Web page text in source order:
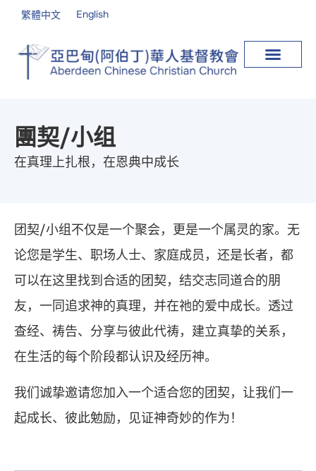
繁體中文 English
團契/小组
在真理上扎根，在恩典中成长
团契/小组不仅是一个聚会，更是一个属灵的家。无
论您是学生、职场人士、家庭成员，还是长者，都
可以在这里找到合适的团契，结交志同道合的朋
友，一同追求神的真理，并在祂的爱中成长。透过
查经、祷告、分享与彼此代祷，建立真挚的关系，
在生活的每个阶段都认识及经历神。
我们诚挚邀请您加入一个适合您的团契，让我们一
起成长、彼此勉励，见证神奇妙的作为！